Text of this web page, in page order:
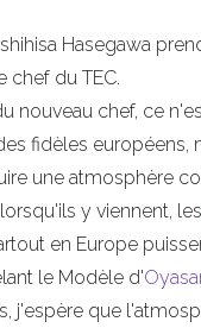
Hasegawa
chef du TEC.
nouveau chef, ce
fidèles européens,
une atmosphère
y viennent, les
en Europe
le Modèle d'
j'espère que